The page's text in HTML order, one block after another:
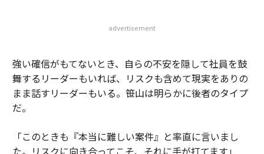
advertisement
強い確信がもてないとき、自らの不安を隠して社員を鼓
舞するリーダーもいれば、リスクも含めて現実をありの
まま話すリーダーもいる。笹山は明らかに後者のタイプ
だ。
「このときも『本当に難しい案件』と率直に言いまし
た。リスクに向き合ってこそ、それに手が打てます」